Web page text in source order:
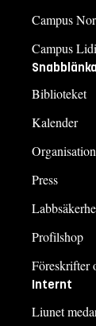
Campus
Campus
Biblioteket
Kalender
Organisation
Press
Profilshop
Föreskrifter
Internt
Liunet